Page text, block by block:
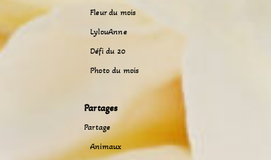
Fleur du mois
LylouAnne
Défi du 20
Photo du mois
Partages
Partage
Animaux